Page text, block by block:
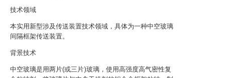
技术领域
本实用新型涉及传送装置技术领域，具体为一种中空玻璃
间隔框架传送装置。
背景技术
中空玻璃是用两片(或三片)玻璃，使用高强度高气密性复